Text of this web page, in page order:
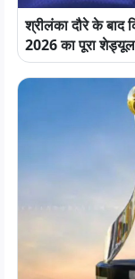
श्रीलंका दौरे के बाद
2026 का पूरा शेड्यूल